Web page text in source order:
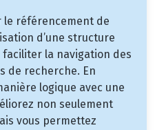
le référencement de
d’une structure
la navigation des
de recherche. En
logique avec une
non seulement
vous permettez